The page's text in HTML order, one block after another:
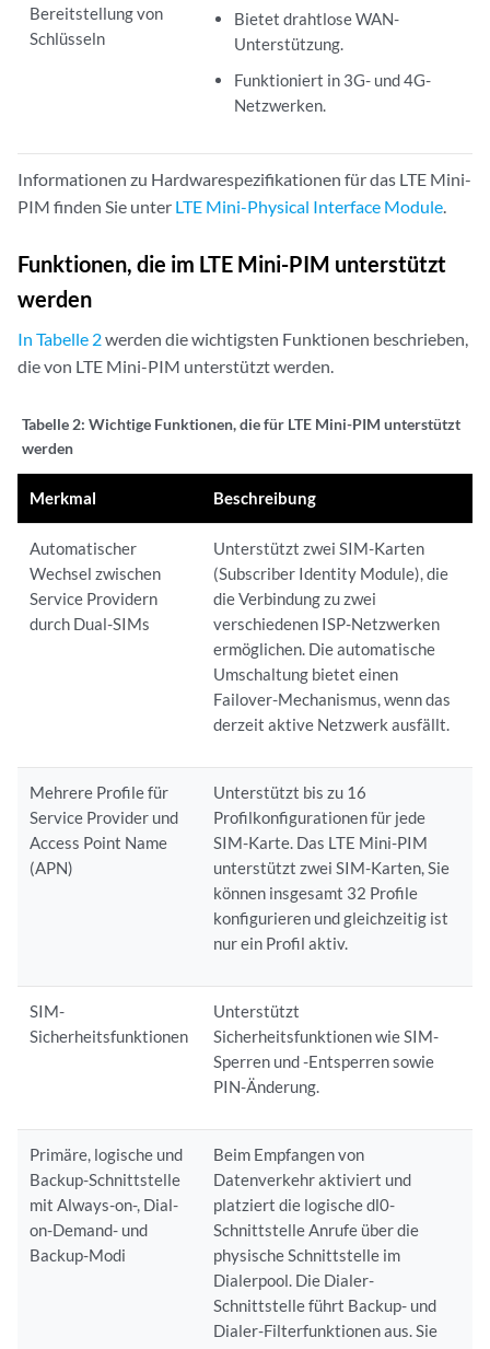
Bereitstellung von
Schlüsseln
Bietet drahtlose WAN-
Unterstützung.
Funktioniert in 3G- und 4G-
Netzwerken.
Informationen zu Hardwarespezifikationen für das LTE Mini-
PIM finden Sie unter LTE Mini-Physical Interface Module.
Funktionen, die im LTE Mini-PIM unterstützt
werden
In Tabelle 2werden die wichtigsten Funktionen beschrieben,
die von LTE Mini-PIM unterstützt werden.
Tabelle 2: Wichtige Funktionen, die für LTE Mini-PIM unterstützt
werden
Merkmal Beschreibung
Automatischer
Wechsel zwischen
Service Providern
durch Dual-SIMs
Unterstützt zwei SIM-Karten
(Subscriber Identity Module), die
die Verbindung zu zwei
verschiedenen ISP-Netzwerken
ermöglichen. Die automatische
Umschaltung bietet einen
Failover-Mechanismus, wenn das
derzeit aktive Netzwerk ausfällt.
Mehrere Profile für
Service Provider und
Access Point Name
(APN)
Unterstützt bis zu 16
Profilkonfigurationen für jede
SIM-Karte. Das LTE Mini-PIM
unterstützt zwei SIM-Karten, Sie
können insgesamt 32 Profile
konfigurieren und gleichzeitig ist
nur ein Profil aktiv.
SIM-
Sicherheitsfunktionen
Unterstützt
Sicherheitsfunktionen wie SIM-
Sperren und -Entsperren sowie
PIN-Änderung.
Primäre, logische und
Backup-Schnittstelle
mit Always-on-, Dial-
on-Demand- und
Backup-Modi
Beim Empfangen von
Datenverkehr aktiviert und
platziert die logische dl0-
Schnittstelle Anrufe über die
physische Schnittstelle im
Dialerpool. Die Dialer-
Schnittstelle führt Backup- und
Dialer-Filterfunktionen aus. Sie